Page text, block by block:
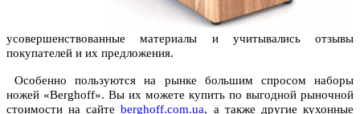
усовершенствованные материалы и учитывались отзывы
покупателей и их предложения.
Особенно пользуются на рынке большим спросом наборы
ножей «Berghoff». Вы их можете купить по выгодной рыночной
стоимости на сайтеberghoff.com.ua, а также другие кухонные